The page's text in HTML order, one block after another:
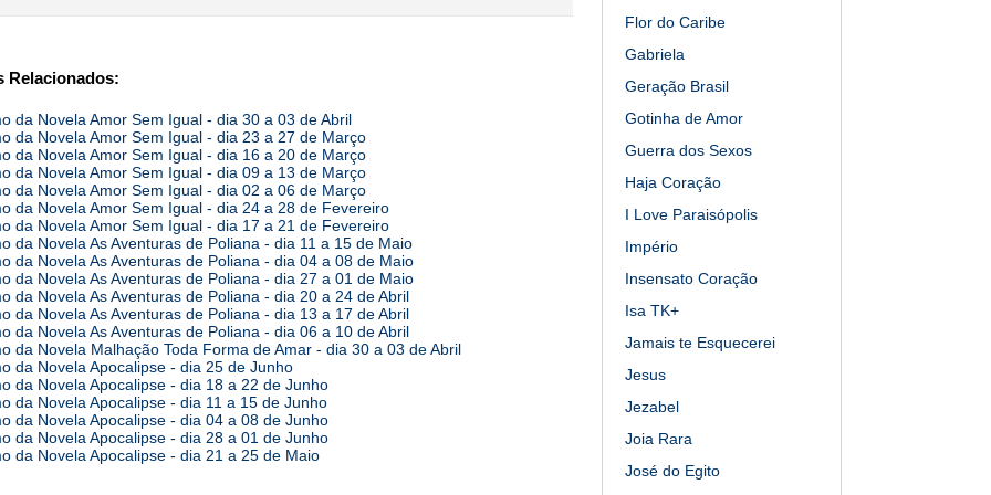
Relacionados:
da Novela Amor Sem Igual - dia 30 a 03 de Abril
da Novela Amor Sem Igual - dia 23 a 27 de Março
da Novela Amor Sem Igual - dia 16 a 20 de Março
da Novela Amor Sem Igual - dia 09 a 13 de Março
da Novela Amor Sem Igual - dia 02 a 06 de Março
da Novela Amor Sem Igual - dia 24 a 28 de Fevereiro
da Novela Amor Sem Igual - dia 17 a 21 de Fevereiro
da Novela As Aventuras de Poliana - dia 11 a 15 de Maio
da Novela As Aventuras de Poliana - dia 04 a 08 de Maio
da Novela As Aventuras de Poliana - dia 27 a 01 de Maio
da Novela As Aventuras de Poliana - dia 20 a 24 de Abril
da Novela As Aventuras de Poliana - dia 13 a 17 de Abril
da Novela As Aventuras de Poliana - dia 06 a 10 de Abril
da Novela Malhação Toda Forma de Amar - dia 30 a 03 de Abril
da Novela Apocalipse - dia 25 de Junho
da Novela Apocalipse - dia 18 a 22 de Junho
da Novela Apocalipse - dia 11 a 15 de Junho
da Novela Apocalipse - dia 04 a 08 de Junho
da Novela Apocalipse - dia 28 a 01 de Junho
da Novela Apocalipse - dia 21 a 25 de Maio
Flor do Caribe
Gabriela
Geração Brasil
Gotinha de Amor
Guerra dos Sexos
Haja Coração
I Love Paraisópolis
Império
Insensato Coração
Isa TK+
Jamais te Esquecerei
Jesus
Jezabel
Joia Rara
José do Egito